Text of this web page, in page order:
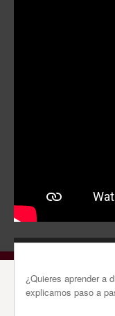
¿Quieres aprender a
explicamos paso a